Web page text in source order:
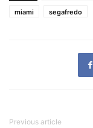
miami segafredo
Previous article